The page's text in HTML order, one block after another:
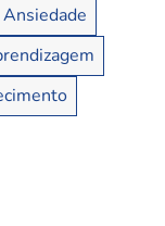
Ansiedade